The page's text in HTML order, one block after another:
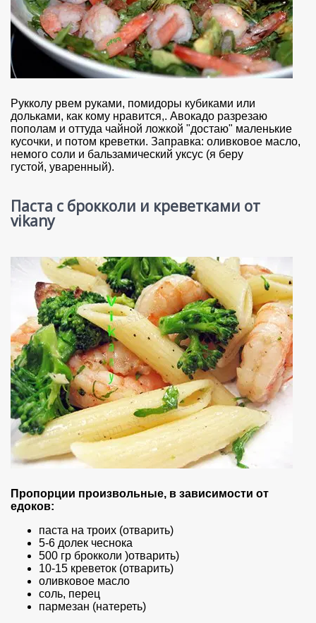
Рукколу рвем руками, помидоры кубиками или
дольками, как кому нравится,. Авокадо разрезаю
пополам и оттуда чайной ложкой "достаю" маленькие
кусочки, и потом креветки. Заправка: оливковое масло,
немого соли и бальзамический уксус (я беру
густой, уваренный).
Паста с брокколи и креветками от
vikany
Пропорции произвольные, в зависимости от
едоков:
паста на троих (отварить)
5-6 долек чеснока
500 гр брокколи )отварить)
10-15 креветок (отварить)
оливковое масло
соль, перец
пармезан (натереть)